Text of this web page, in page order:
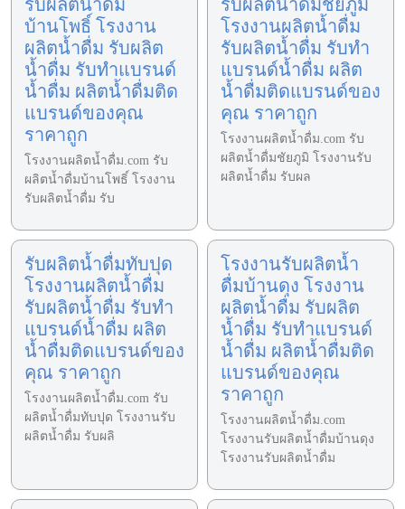
รับผลิตน้ำดื่ม
บ้านโพธิ์ โรงงาน
ผลิตน้ำดื่ม รับผลิต
น้ำดื่ม รับทำแบรนด์
น้ำดื่ม ผลิตน้ำดื่มติด
แบรนด์ของคุณ
ราคาถูก
โรงงานผลิตน้ำดื่ม.com รับ
ผลิตน้ำดื่มบ้านโพธิ์ โรงงาน
รับผลิตน้ำดื่ม รับ
รับผลิตน้ำดื่มชัยภูมิ
โรงงานผลิตน้ำดื่ม
รับผลิตน้ำดื่ม รับทำ
แบรนด์น้ำดื่ม ผลิต
น้ำดื่มติดแบรนด์ของ
คุณ ราคาถูก
โรงงานผลิตน้ำดื่ม.com รับ
ผลิตน้ำดื่มชัยภูมิ โรงงานรับ
ผลิตน้ำดื่ม รับผล
รับผลิตน้ำดื่มทับปุด
โรงงานผลิตน้ำดื่ม
รับผลิตน้ำดื่ม รับทำ
แบรนด์น้ำดื่ม ผลิต
น้ำดื่มติดแบรนด์ของ
คุณ ราคาถูก
โรงงานผลิตน้ำดื่ม.com รับ
ผลิตน้ำดื่มทับปุด โรงงานรับ
ผลิตน้ำดื่ม รับผลิ
โรงงานรับผลิตน้ำ
ดื่มบ้านดุง โรงงาน
ผลิตน้ำดื่ม รับผลิต
น้ำดื่ม รับทำแบรนด์
น้ำดื่ม ผลิตน้ำดื่มติด
แบรนด์ของคุณ
ราคาถูก
โรงงานผลิตน้ำดื่ม.com
โรงงานรับผลิตน้ำดื่มบ้านดุง
โรงงานรับผลิตน้ำดื่ม